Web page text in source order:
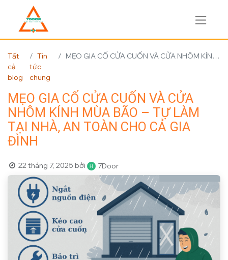
Tất
cả
blog
Tin
tức
chung
MẸO GIA CỐ CỬA CUỐN VÀ CỬA NHÔM KÍNH MÙA BÃO – TỰ LÀM TẠI NHÀ, AN TOÀN CHO CẢ GIA ĐÌNH
MẸO GIA CỐ CỬA CUỐN VÀ CỬA
NHÔM KÍNH MÙA BÃO – TỰ LÀM
TẠI NHÀ, AN TOÀN CHO CẢ GIA
ĐÌNH
22 tháng 7, 2025 bởi 7Door